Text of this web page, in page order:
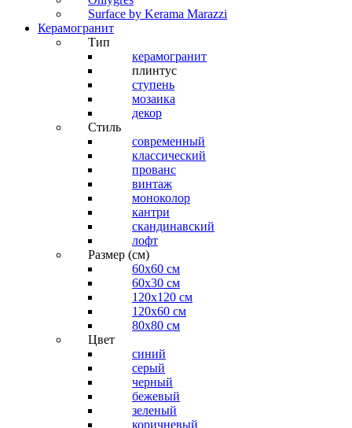
Surface by Kerama Marazzi
Керамогранит
Тип
керамогранит
плинтус
ступень
мозаика
декор
Стиль
современный
классический
прованс
винтаж
моноколор
кантри
скандинавский
лофт
Размер (см)
60х60 см
60x30 см
120x120 см
120x60 см
80x80 см
Цвет
синий
серый
черный
бежевый
зеленый
коричневый